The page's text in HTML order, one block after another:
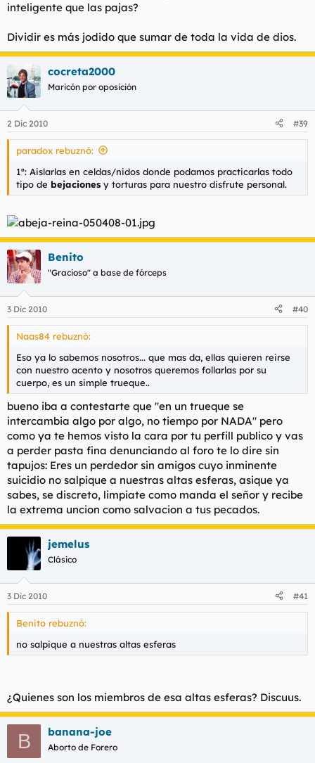
inteligente que las pajas?
Dividir es más jodido que sumar de toda la vida de dios.
cocreta2000
Maricón por oposición
2 Dic 2010 #39
paradox rebuznó:
1º: Aislarlas en celdas/nidos donde podamos practicarlas todo
tipo de bejaciones y torturas para nuestro disfrute personal.
Benito
"Gracioso" a base de fórceps
3 Dic 2010 #40
Naas84 rebuznó:
Eso ya lo sabemos nosotros... que mas da, ellas quieren reirse
con nuestro acento y nosotros queremos follarlas por su
cuerpo, es un simple trueque..
bueno iba a contestarte que "en un trueque se
intercambia algo por algo, no tiempo por NADA" pero
como ya te hemos visto la cara por tu perfill publico y vas
a perder pasta fina denunciando al foro te lo dire sin
tapujos: Eres un perdedor sin amigos cuyo inminente
suicidio no salpique a nuestras altas esferas, asique ya
sabes, se discreto, limpiate como manda el señor y recibe
la extrema uncion como salvacion a tus pecados.
jemelus
Clásico
3 Dic 2010 #41
Benito rebuznó:
no salpique a nuestras altas esferas
¿Quienes son los miembros de esa altas esferas? Discuus.
B banana-joe
Aborto de Forero